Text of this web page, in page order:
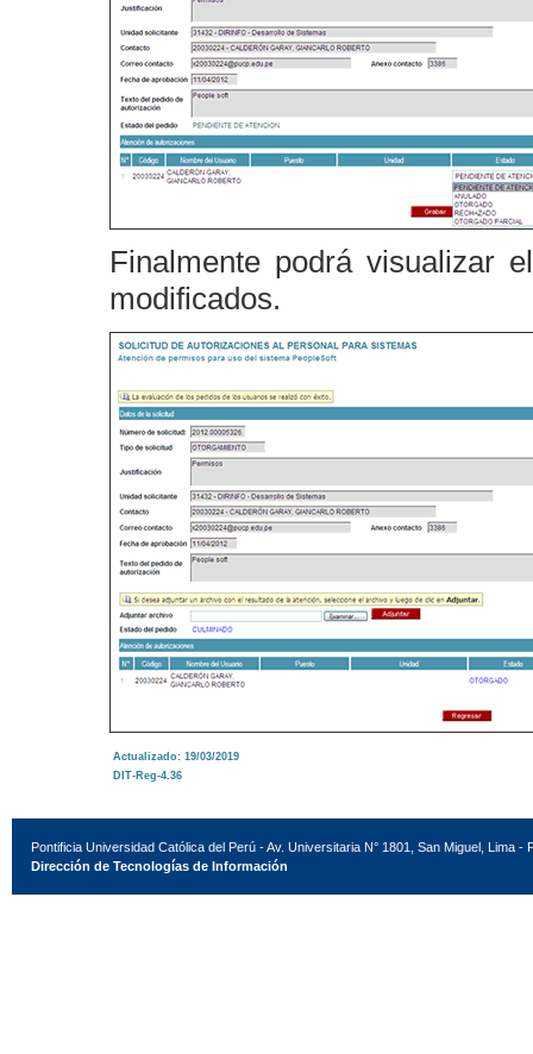
Finalmente podrá visualizar
modificados.
Actualizado: 19/03/2019
DIT-Reg-4.36
Pontificia Universidad Católica del Perú - Av. Universitaria N° 1801, San Miguel, Lima -
Dirección de Tecnologías de Información